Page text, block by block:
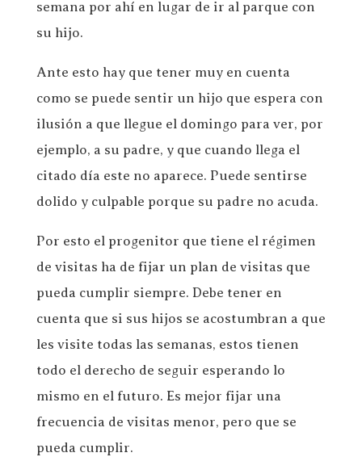
semana por ahí en lugar de ir al parque con
su hijo.
Ante esto hay que tener muy en cuenta
como se puede sentir un hijo que espera con
ilusión a que llegue el domingo para ver, por
ejemplo, a su padre, y que cuando llega el
citado día este no aparece. Puede sentirse
dolido y culpable porque su padre no acuda.
Por esto el progenitor que tiene el régimen
de visitas ha de fijar un plan de visitas que
pueda cumplir siempre. Debe tener en
cuenta que si sus hijos se acostumbran a que
les visite todas las semanas, estos tienen
todo el derecho de seguir esperando lo
mismo en el futuro. Es mejor fijar una
frecuencia de visitas menor, pero que se
pueda cumplir.